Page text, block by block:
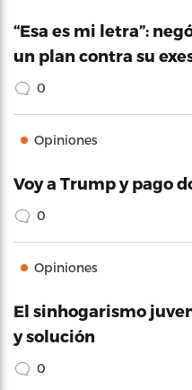
“Esa es mi letra”:
un plan contra su
0
Opiniones
Voy a Trump y pago
0
Opiniones
El sinhogarismo
y solución
0